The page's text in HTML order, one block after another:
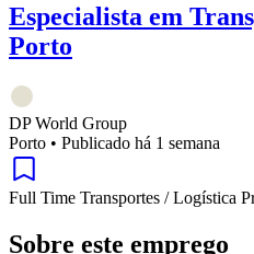
Especialista em
Porto
DP World Group
Porto • Publicado há 1 semana
Full Time Transportes / Logística
Sobre este emprego